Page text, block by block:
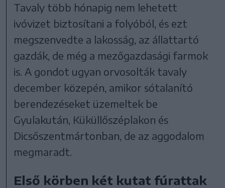
Tavaly több hónapig nem lehetett
ivóvizet biztosítani a folyóból, és ezt
megszenvedte a lakosság, az állattartó
gazdák, de még a mezőgazdasági farmok
is. A gondot ugyan orvosolták tavaly
december közepén, amikor sótalanító
berendezéseket üzemeltek be
Gyulakután, Küküllőszéplakon és
Dicsőszentmártonban, de az aggodalom
megmaradt.
Első körben két kutat fúrattak